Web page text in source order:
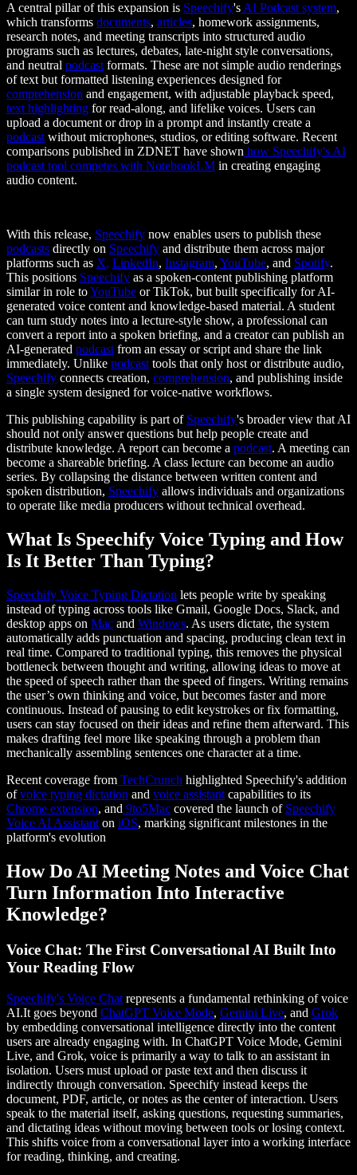
A central pillar of this expansion is Speechify's AI Podcast system,
which transforms documents, articles, homework assignments,
research notes, and meeting transcripts into structured audio
programs such as lectures, debates, late-night style conversations,
and neutral podcast formats. These are not simple audio renderings
of text but formatted listening experiences designed for
comprehension and engagement, with adjustable playback speed,
text highlighting for read-along, and lifelike voices. Users can
upload a document or drop in a prompt and instantly create a
podcast without microphones, studios, or editing software. Recent
comparisons published in ZDNET have shown how Speechify's AI
podcast tool competes with NotebookLM in creating engaging
audio content.
With this release, Speechify now enables users to publish these
podcasts directly on Speechify and distribute them across major
platforms such as X, LinkedIn, Instagram, YouTube, and Spotify.
This positions Speechify as a spoken-content publishing platform
similar in role toYouTube or TikTok, but built specifically for AI-
generated voice content and knowledge-based material. A student
can turn study notes into a lecture-style show, a professional can
convert a report into a spoken briefing, and a creator can publish an
AI-generated podcast from an essay or script and share the link
immediately. Unlike podcast tools that only host or distribute audio,
Speechify connects creation, comprehension, and publishing inside
a single system designed for voice-native workflows.
This publishing capability is part of Speechify's broader view that AI
should not only answer questions but help people create and
distribute knowledge. A report can become a podcast. A meeting can
become a shareable briefing. A class lecture can become an audio
series. By collapsing the distance between written content and
spoken distribution, Speechify allows individuals and organizations
to operate like media producers without technical overhead.
What Is Speechify Voice Typing and How
Is It Better Than Typing?
Speechify Voice Typing Dictation lets people write by speaking
instead of typing across tools like Gmail, Google Docs, Slack, and
desktop apps on Mac and Windows. As users dictate, the system
automatically adds punctuation and spacing, producing clean text in
real time. Compared to traditional typing, this removes the physical
bottleneck between thought and writing, allowing ideas to move at
the speed of speech rather than the speed of fingers. Writing remains
the user’s own thinking and voice, but becomes faster and more
continuous. Instead of pausing to edit keystrokes or fix formatting,
users can stay focused on their ideas and refine them afterward. This
makes drafting feel more like speaking through a problem than
mechanically assembling sentences one character at a time.
Recent coverage from TechCrunch highlighted Speechify's addition
ofvoice typing dictation and voice assistant capabilities to its
Chrome extension, and 9to5Mac covered the launch of Speechify
Voice AI Assistant on iOS, marking significant milestones in the
platform's evolution
How Do AI Meeting Notes and Voice Chat
Turn Information Into Interactive
Knowledge?
Voice Chat: The First Conversational AI Built Into
Your Reading Flow
Speechify's Voice Chat represents a fundamental rethinking of voice
AI.It goes beyond ChatGPT Voice Mode, Gemini Live, and Grok
by embedding conversational intelligence directly into the content
users are already engaging with. In ChatGPT Voice Mode, Gemini
Live, and Grok, voice is primarily a way to talk to an assistant in
isolation. Users must upload or paste text and then discuss it
indirectly through conversation. Speechify instead keeps the
document, PDF, article, or notes as the center of interaction. Users
speak to the material itself, asking questions, requesting summaries,
and dictating ideas without moving between tools or losing context.
This shifts voice from a conversational layer into a working interface
for reading, thinking, and creating.